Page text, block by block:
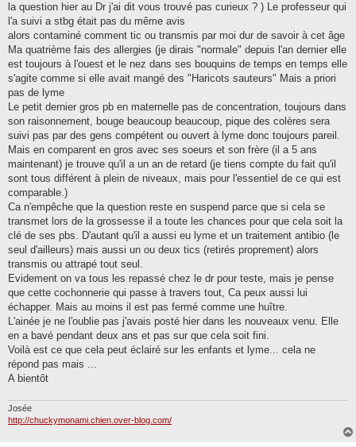
la question hier au Dr j'ai dit vous trouvé pas curieux ? ) Le professeur qui
l'a suivi a stbg était pas du même avis
alors contaminé comment tic ou transmis par moi dur de savoir à cet âge
Ma quatrième fais des allergies (je dirais "normale" depuis l'an dernier elle
est toujours à l'ouest et le nez dans ses bouquins de temps en temps elle
s'agite comme si elle avait mangé des "Haricots sauteurs" Mais a priori
pas de lyme
Le petit dernier gros pb en maternelle pas de concentration, toujours dans
son raisonnement, bouge beaucoup beaucoup, pique des colères sera
suivi pas par des gens compétent ou ouvert à lyme donc toujours pareil.
Mais en comparent en gros avec ses soeurs et son frère (il a 5 ans
maintenant) je trouve qu'il a un an de retard (je tiens compte du fait qu'il
sont tous différent à plein de niveaux, mais pour l'essentiel de ce qui est
comparable.)
Ca n'empêche que la question reste en suspend parce que si cela se
transmet lors de la grossesse il a toute les chances pour que cela soit la
clé de ses pbs. D'autant qu'il a aussi eu lyme et un traitement antibio (le
seul d'ailleurs) mais aussi un ou deux tics (retirés proprement) alors
transmis ou attrapé tout seul.
Evidement on va tous les repassé chez le dr pour teste, mais je pense
que cette cochonnerie qui passe à travers tout, Ca peux aussi lui
échapper. Mais au moins il est pas fermé comme une huître.
L'ainée je ne l'oublie pas j'avais posté hier dans les nouveaux venu. Elle
en a bavé pendant deux ans et pas sur que cela soit fini.
Voilà est ce que cela peut éclairé sur les enfants et lyme... cela ne
répond pas mais ...
A bientôt
Josée
http://chuckymonami.chien.over-blog.com/